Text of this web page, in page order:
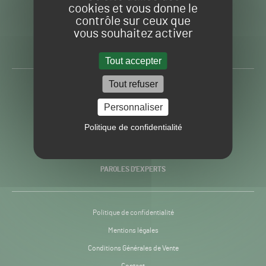
cookies et vous donne le
contrôle sur ceux que
vous souhaitez activer
Tout accepter
Tout refuser
Personnaliser
Politique de confidentialité
Gazon
Sport
H24
-
Toute l’info autour du
PRATIQUES
PAROLES D’EXPERTS
Politique de confidentialité
Mentions légales
Conditions Générales de Vente